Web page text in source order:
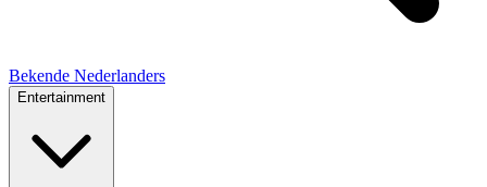
Bekende Nederlanders
Entertainment